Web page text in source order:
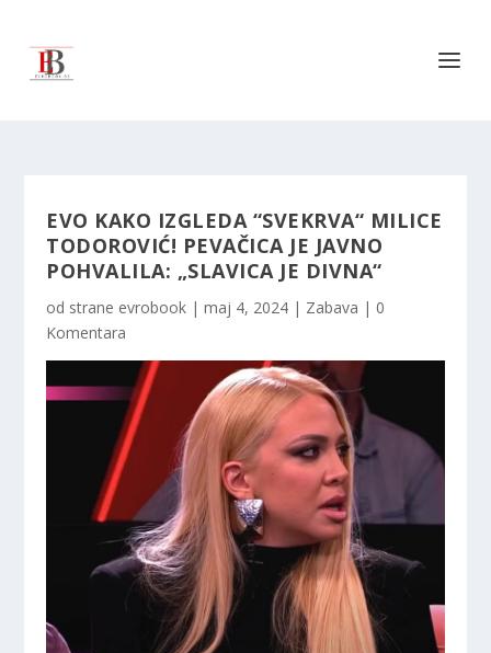
EVO KAKO IZGLEDA “SVEKRVA“ MILICE
TODOROVIĆ! PEVAČICA JE JAVNO
POHVALILA: „SLAVICA JE DIVNA“
od strane evrobook |maj 4, 2024 | Zabava | 0
Komentara